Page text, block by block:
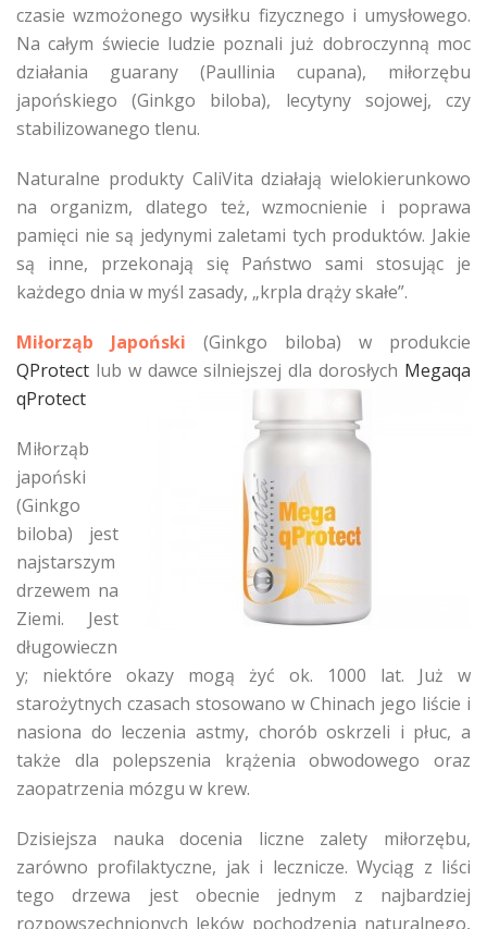
czasie wzmożonego wysiłku fizycznego i umysłowego.
Na całym świecie ludzie poznali już dobroczynną moc
działania guarany (Paullinia cupana), miłorzębu
japońskiego (Ginkgo biloba), lecytyny sojowej, czy
stabilizowanego tlenu.
Naturalne produkty CaliVita działają wielokierunkowo
na organizm, dlatego też, wzmocnienie i poprawa
pamięci nie są jedynymi zaletami tych produktów. Jakie
są inne, przekonają się Państwo sami stosując je
każdego dnia w myśl zasady, „krpla drąży skałe”.
Miłorząb Japoński (Ginkgo biloba) w produkcie
QProtect lub w dawce silniejszej dla dorosłych Megaqa
qProtect
Miłorząb
japoński
(Ginkgo
biloba) jest
najstarszym
drzewem na
Ziemi. Jest
długowieczn
y; niektóre okazy mogą żyć ok. 1000 lat. Już w
starożytnych czasach stosowano w Chinach jego liście i
nasiona do leczenia astmy, chorób oskrzeli i płuc, a
także dla polepszenia krążenia obwodowego oraz
zaopatrzenia mózgu w krew.
Dzisiejsza nauka docenia liczne zalety miłorzębu,
zarówno profilaktyczne, jak i lecznicze. Wyciąg z liści
tego drzewa jest obecnie jednym z najbardziej
rozpowszechnionych leków pochodzenia naturalnego,